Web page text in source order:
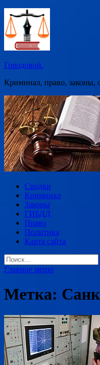
Перейти
содержимому
Городовой.
Криминал, право, законы,
Сводки
Криминал
Законы
ГИБДД
Право
Политика
Карта сайта
Найти:
Главное меню
Метка: